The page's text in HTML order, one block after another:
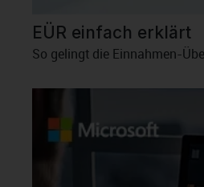
EÜR einfach erklärt
So gelingt die Einnahmen-